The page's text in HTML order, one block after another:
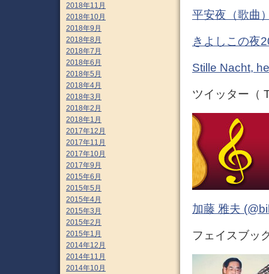
平安夜（歌曲
きよしこの夜
Stille Nacht,
ツイッター（
加藤 雅夫
フェイスブッ
2018年11月
2018年10月
2018年9月
2018年8月
2018年7月
2018年6月
2018年5月
2018年4月
2018年3月
2018年2月
2018年1月
2017年12月
2017年11月
2017年10月
2017年9月
2015年6月
2015年5月
2015年4月
2015年3月
2015年2月
2015年1月
2014年12月
2014年11月
2014年10月